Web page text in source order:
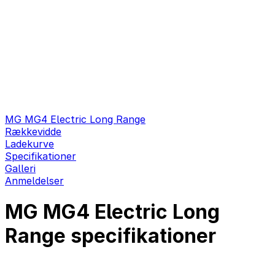
MG MG4 Electric Long Range
Rækkevidde
Ladekurve
Specifikationer
Galleri
Anmeldelser
MG MG4 Electric Long
Range specifikationer